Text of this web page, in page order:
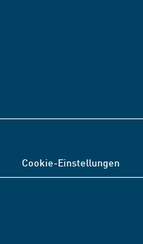
Cookie-Einstellungen